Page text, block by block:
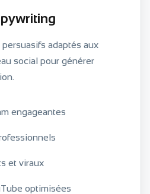
adaptés aux
social pour générer
engageantes
et viraux
optimisées